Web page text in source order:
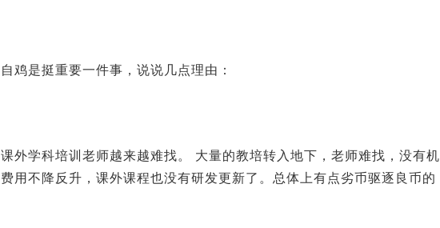
鸡是挺重要一件事，说说几点理由：
外学科培训老师越来越难找。 大量的教培转入地下，老师难找，没有机
用不降反升，课外课程也没有研发更新了。总体上有点劣币驱逐良币的